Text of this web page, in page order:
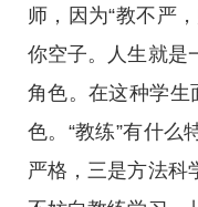
师，因为“教不严
你空子。人生就是
角色。在这种学生
色。“教练”有什么
严格，三是方法科